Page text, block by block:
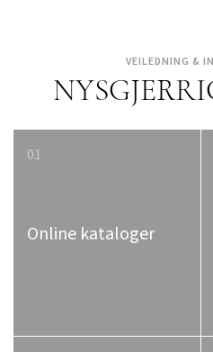
VEILEDNING &
01
Online kataloger